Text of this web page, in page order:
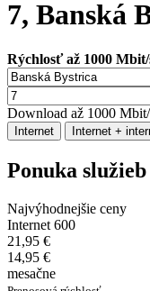
7, Banská
Rýchlosť až 1000 Mbit/
Download až 1000
Internet Internet +
Ponuka
Najvýhodnejšie ceny
Internet 600
21,95 €
14,95 €
mesačne